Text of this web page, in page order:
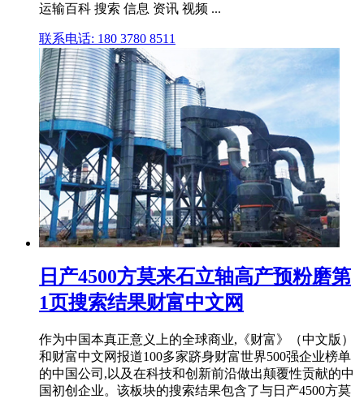
运输百科 搜索 信息 资讯 视频 ...
联系电话: 180 3780 8511
日产4500方莫来石立轴高产预粉磨第
1页搜索结果财富中文网
作为中国本真正意义上的全球商业,《财富》（中文版）
和财富中文网报道100多家跻身财富世界500强企业榜单
的中国公司,以及在科技和创新前沿做出颠覆性贡献的中
国初创企业。该板块的搜索结果包含了与日产4500方莫